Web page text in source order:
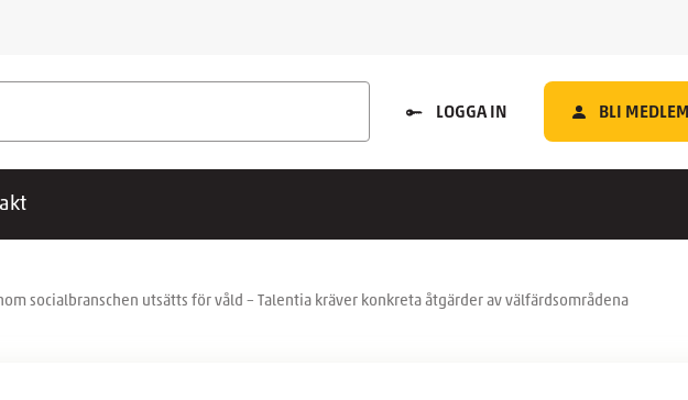
LOGGA IN BLI MEDLEM
socialbranschen utsätts för våld – Talentia kräver konkreta åtgärder av välfärdsområdena